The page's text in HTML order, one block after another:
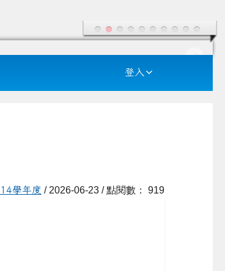
登入
學年度 / 2026-06-23 / 點閱數： 919